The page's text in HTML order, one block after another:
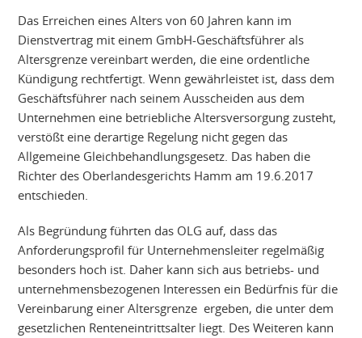
Das Erreichen eines Alters von 60 Jahren kann im
Dienstvertrag mit einem GmbH-Geschäftsführer als
Altersgrenze vereinbart werden, die eine ordentliche
Kündigung rechtfertigt. Wenn gewährleistet ist, dass dem
Geschäftsführer nach seinem Ausscheiden aus dem
Unternehmen eine betriebliche Altersversorgung zusteht,
verstößt eine derartige Regelung nicht gegen das
Allgemeine Gleichbehandlungsgesetz. Das haben die
Richter des Oberlandesgerichts Hamm am 19.6.2017
entschieden.
Als Begründung führten das OLG auf, dass das
Anforderungsprofil für Unternehmensleiter regelmäßig
besonders hoch ist. Daher kann sich aus betriebs- und
unternehmensbezogenen Interessen ein Bedürfnis für die
Vereinbarung einer Altersgrenze ergeben, die unter dem
gesetzlichen Renteneintrittsalter liegt. Des Weiteren kann